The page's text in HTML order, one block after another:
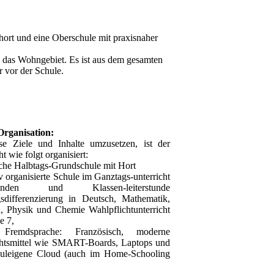
und eine Oberschule mit praxisnaher
Wohngebiet. Es ist aus dem gesamten
vor der Schule.
Ziele und Inhalte umzusetzen, ist der
wie folgt organisiert:
Halbtags-Grundschule mit Hort
organisierte Schule im Ganztags-unterricht
und Klassen-leiterstunde
in Deutsch, Mathematik,
Physik und Chemie Wahlpflichtunterricht
7,
Französisch, moderne
wie SMART-Boards, Laptops und
Cloud (auch im Home-Schooling